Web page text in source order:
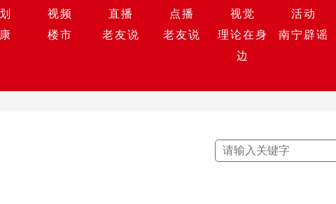
视频 直播 点播 视觉 活动
楼市 老友说 老友说
理论在身
边
南宁辟谣